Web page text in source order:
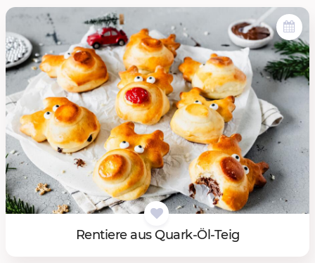
Ren­tie­re aus Quark-Öl-Teig